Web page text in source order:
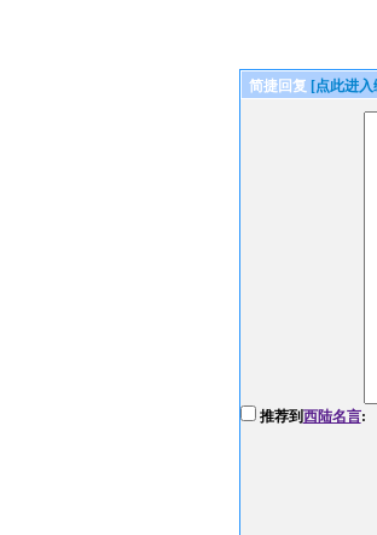
简捷回复 [点此进
推荐到西陆名言: